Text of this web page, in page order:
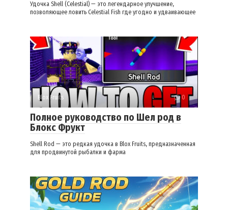
Удочка Shell (Celestial) — это легендарное улучшение,
позволяющее ловить Celestial Fish где угодно и удваивающее
Blox Fruits 0
Полное руководство по Шел род в
Блокс Фрукт
Shell Rod — это редкая удочка в Blox Fruits, предназначенная
для продвинутой рыбалки и фарма